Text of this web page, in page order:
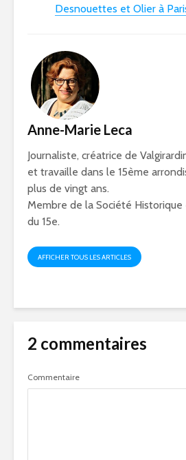
Desnouettes et Olier à
Anne-Marie Leca
Journaliste, créatrice de
et travaille dans le 15ème
plus de vingt ans.
Membre de la Société
du 15e.
AFFICHER TOUS LES ARTICLES
2 commentaires
Commentaire